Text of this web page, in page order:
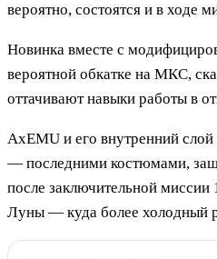
вероятно, состоятся и в ходе
Новинка вместе с
вероятной обкатке на МКС,
оттачивают навыки работы в
AxEMU и его внутренний
— последними костюмами,
после заключительной
Луны — куда более холодный